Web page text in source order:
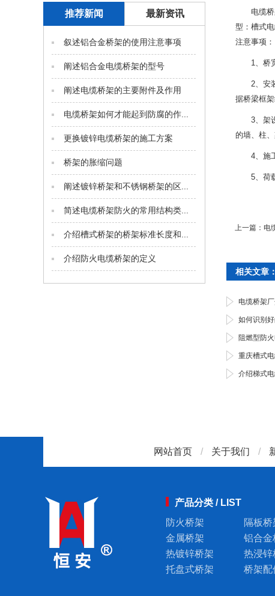
推荐新闻 最新资讯
叙述铝合金桥架的使用注意事项
阐述铝合金电缆桥架的型号
阐述电缆桥架的主要附件及作用
电缆桥架如何才能起到防腐的作...
更换镀锌电缆桥架的施工方案
桥架的胀缩问题
阐述镀锌桥架和不锈钢桥架的区...
简述电缆桥架防火的常用结构类...
介绍槽式桥架的桥架标准长度和...
介绍防火电缆桥架的定义
电缆
型：槽式
注意事项：
1、桥
2、安
据桥梁框
3、架
的墙、柱、
4、施
5、荷
上一篇： 电
相关文章：
电缆桥架
如何识别
阻燃型防
重庆槽式
介绍梯式
网站首页 / 关于我们 /
产品分类 / LIST
防火桥架
隔板桥
金属桥架
铝合金
热镀锌桥架
热浸锌
托盘式桥架
桥架配